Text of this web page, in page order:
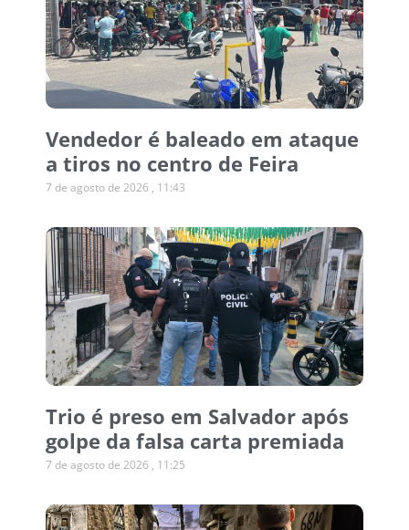
Vendedor é baleado em ataque
a tiros no centro de Feira
7 de agosto de 2026 11:43
Trio é preso em Salvador após
golpe da falsa carta premiada
7 de agosto de 2026 11:25